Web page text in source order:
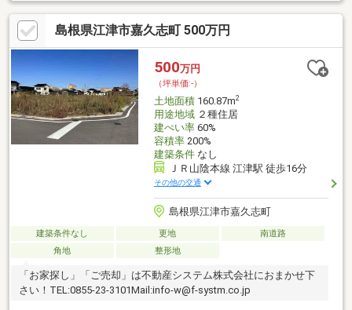
島根県江津市嘉久志町 500万円
500万円
（坪単価:-）
土地面積160.87m2
用途地域２種住居
建ぺい率60%
容積率200%
建築条件なし
ＪＲ山陰本線 江津駅 徒歩16分
その他の交通
島根県江津市嘉久志町
建築条件なし 更地
南道路
角地
整形地
「お家探し」「ご売却」は不動産システム株式会社におまかせ下
さい！TEL:0855-23-3101Mail:info-w@f-systm.co.jp